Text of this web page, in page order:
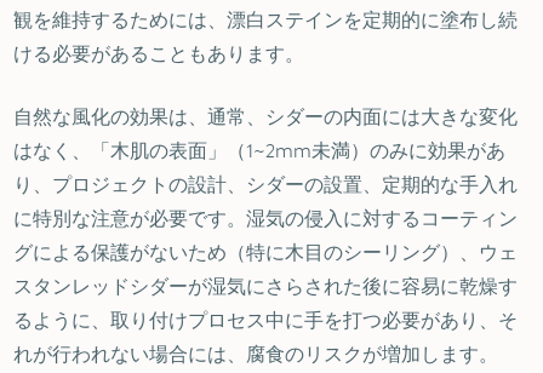
観を維持するためには、漂白ステインを定期的に塗布し続
ける必要があることもあります。
自然な風化の効果は、通常、シダーの内面には大きな変化
はなく、「木肌の表面」（1~2mm未満）のみに効果があ
り、プロジェクトの設計、シダーの設置、定期的な手入れ
に特別な注意が必要です。湿気の侵入に対するコーティン
グによる保護がないため（特に木目のシーリング）、ウェ
スタンレッドシダーが湿気にさらされた後に容易に乾燥す
るように、取り付けプロセス中に手を打つ必要があり、そ
れが行われない場合には、腐食のリスクが増加します。